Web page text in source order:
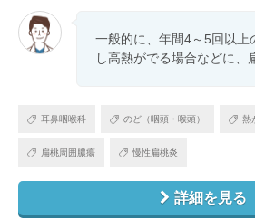
一般的に、年間4～5回以上
し高熱がでる場合などに、
耳鼻咽喉科 のど（咽頭・喉頭） 熱
扁桃周囲膿瘍 慢性扁桃炎
詳細を見る